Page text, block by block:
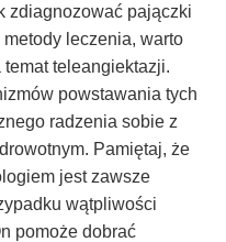
zdiagnozować pajączki
leczenia, warto
teleangiektazji.
powstawania tych
radzenia sobie z
Pamiętaj, że
jest zawsze
wątpliwości
pomoże dobrać